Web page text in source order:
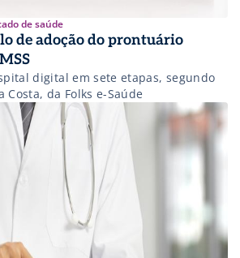
de saúde
de adoção do prontuário
digital em sete etapas, segundo
da Folks e-Saúde